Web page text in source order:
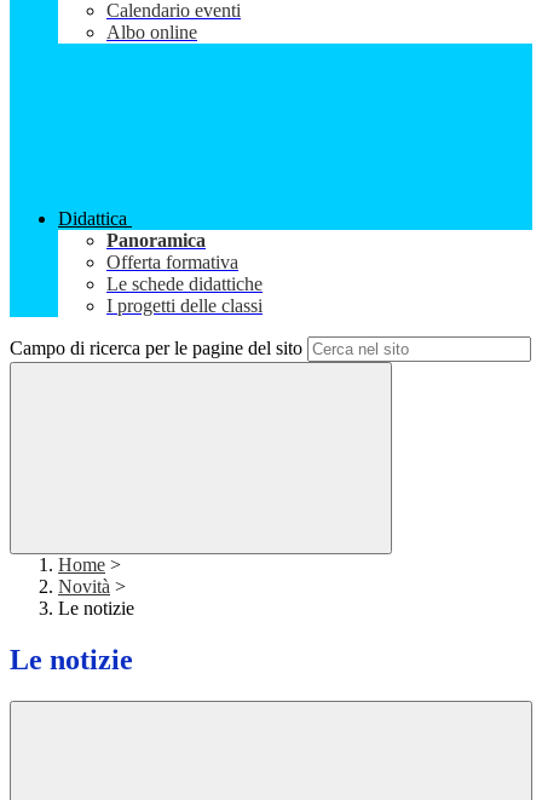
Calendario eventi
Albo online
Didattica
Panoramica
Offerta formativa
Le schede didattiche
I progetti delle classi
Campo di ricerca per le pagine del sito
Home >
Novità >
Le notizie
Le notizie